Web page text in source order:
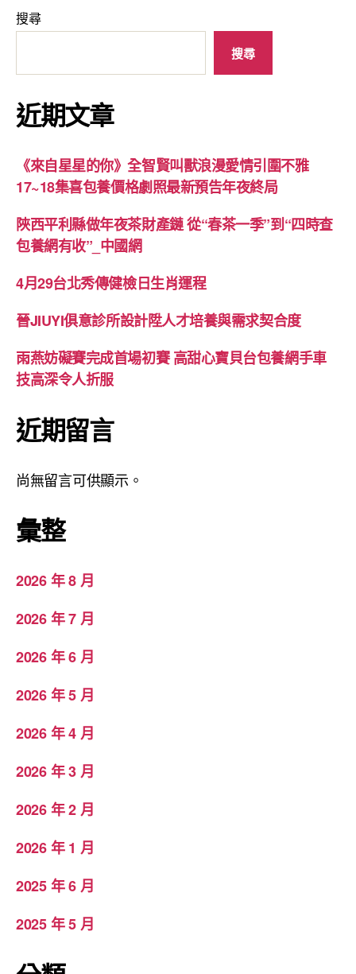
搜尋
搜尋
近期文章
《來自星星的你》全智賢叫獸浪漫愛情引圍不雅
17~18集喜包養價格劇照最新預告年夜終局
陜西平利縣做年夜茶財產鏈 從“春茶一季”到“四時查
包養網有收”_中國網
4月29台北秀傳健檢日生肖運程
晉JIUYI俱意診所設計陞人才培養與需求契合度
雨燕妨礙賽完成首場初賽 高甜心寶貝台包養網手車
技高深令人折服
近期留言
尚無留言可供顯示。
彙整
2026 年 8 月
2026 年 7 月
2026 年 6 月
2026 年 5 月
2026 年 4 月
2026 年 3 月
2026 年 2 月
2026 年 1 月
2025 年 6 月
2025 年 5 月